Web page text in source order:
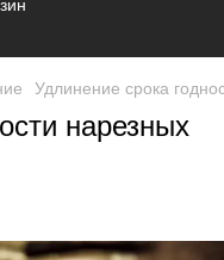
Удлинение срока
нарезных